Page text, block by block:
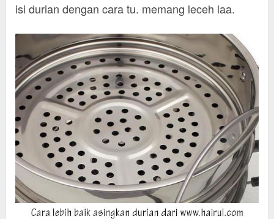
isi durian dengan cara tu. memang leceh laa.